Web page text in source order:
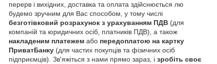
перерв і вихідних, доставка та оплата здійснюється лю
будемо зручним для Вас способом, у тому числі
безготівковий розрахунок з урахуванням ПДВ (для
компаній та юридичних осіб, платників ПДВ), а також
накладеним платежем або передоплатою на картку
ПриватБанку (для частих покупців та фізичних осіб
підприємців). Зв'яжіться з нами прямо зараз, і зробіть своє